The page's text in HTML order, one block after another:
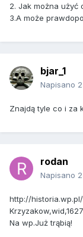
2. Jak można użyć
3.A może
bjar_1
Napisano
Znajdą tyle co i za
rodan
Napisano
http://
Na wp.Już trąbią!